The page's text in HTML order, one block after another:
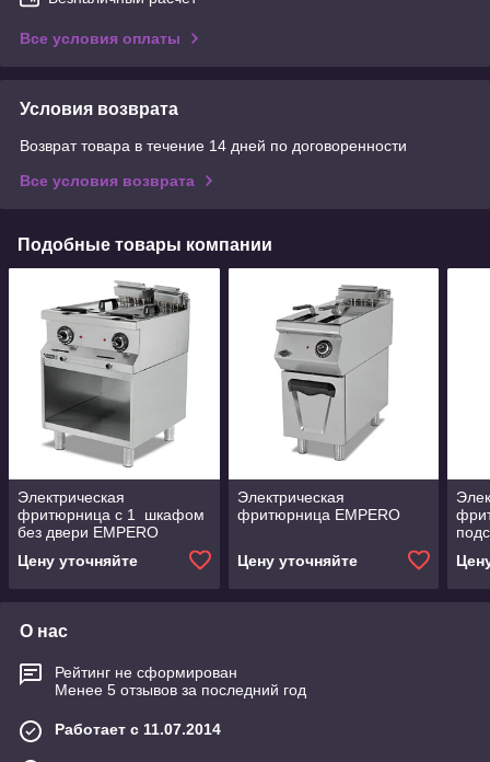
Все условия оплаты
Условия возврата
Возврат товара в течение 14 дней по договоренности
Все условия возврата
Подобные товары компании
Электрическая
фритюрница с 1 шкафом
без двери EMPERO
Цену уточняйте
Электрическая
фритюрница EMPERO
Цену уточняйте
О нас
Рейтинг не сформирован
Менее 5 отзывов за последний год
Работает с 11.07.2014